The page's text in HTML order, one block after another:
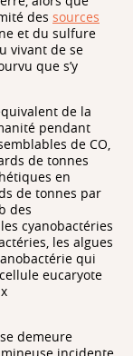
des sources
et du sulfure
vivant de se
que s’y
de la
pendant
de CO,
de tonnes
en
de tonnes par
des
cyanobactéries
les algues
qui
eucaryote
demeure